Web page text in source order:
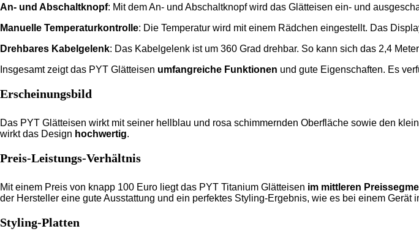
An- und Abschaltknopf: Mit dem An- und Abschaltknopf wird das Glätteisen ein- und
Manuelle Temperaturkontrolle: Die Temperatur wird mit einem Rädchen eingestellt. Das
Drehbares Kabelgelenk: Das Kabelgelenk ist um 360 Grad drehbar. So kann sich das 2,4
Insgesamt zeigt das PYT Glätteisen umfangreiche Funktionen und gute Eigenschaften. Es
Erscheinungsbild
Das PYT Glätteisen wirkt mit seiner hellblau und rosa schimmernden Oberfläche sowie den
wirkt das Design hochwertig.
Preis-Leistungs-Verhältnis
Mit einem Preis von knapp 100 Euro liegt das PYT Titanium Glätteisen im mittleren
der Hersteller eine gute Ausstattung und ein perfektes Styling-Ergebnis, wie es bei einem Gerät
Styling-Platten